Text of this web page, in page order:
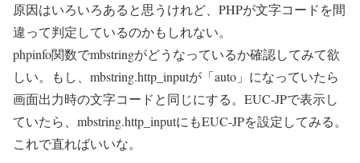
原因はいろいろあると思うけれど、PHPが文字コードを間
違って判定しているのかもしれない。
phpinfo関数でmbstringがどうなっているか確認してみて欲
しい。もし、mbstring.http_inputが「auto」になっていたら
画面出力時の文字コードと同じにする。EUC-JPで表示し
ていたら、mbstring.http_inputにもEUC-JPを設定してみる。
これで直ればいいな。